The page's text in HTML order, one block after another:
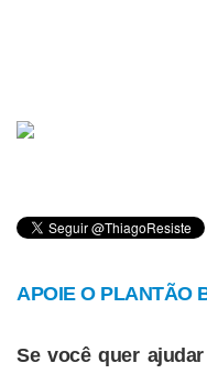
APOIE O PLANTÃO
Se você quer